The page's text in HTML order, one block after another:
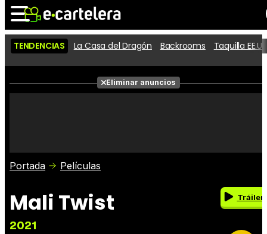
Noticias Cartelera
Películas
Críticas
TENDENCIAS La Casa del Dragón Backrooms Taquilla
Eliminar anuncios
Portada Películas
Mali Twist
2021
Tráiler